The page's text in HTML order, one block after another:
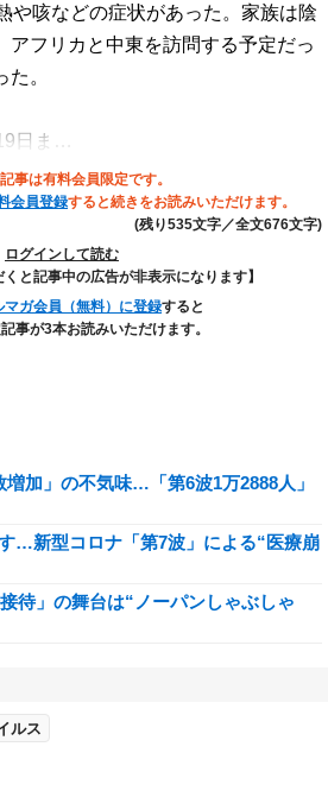
咳などの症状があった。家族は陰
アフリカと中東を訪問する予定だっ
。
日ま…
事は有料会員限定です。
会員登録すると続きをお読みいただけます。
(残り535文字／全文676文字)
ログインして読む
くと記事中の広告が非表示になります】
マガ会員（無料）に登録すると
事が3本お読みいただけます。
加」の不気味…「第6波1万2888人」
…新型コロナ「第7波」による“医療崩
待」の舞台は“ノーパンしゃぶしゃ
ルス